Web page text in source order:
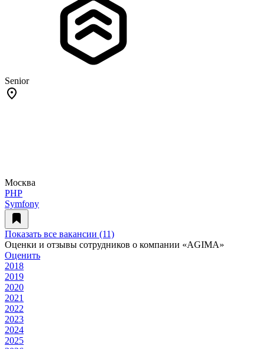
Senior
Москва
PHP
Symfony
Показать все вакансии (11)
Оценки и отзывы сотрудников о компании «AGIMA»
Оценить
2018
2019
2020
2021
2022
2023
2024
2025